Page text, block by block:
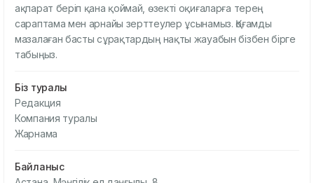
ақпарат беріп қана қоймай, өзекті оқиғаларға терең
сараптама мен арнайы зерттеулер ұсынамыз. Қоғамды
мазалаған басты сұрақтардың нақты жауабын бізбен бірге
табыңыз.
Біз туралы
Редакция
Компания туралы
Жарнама
Байланыс